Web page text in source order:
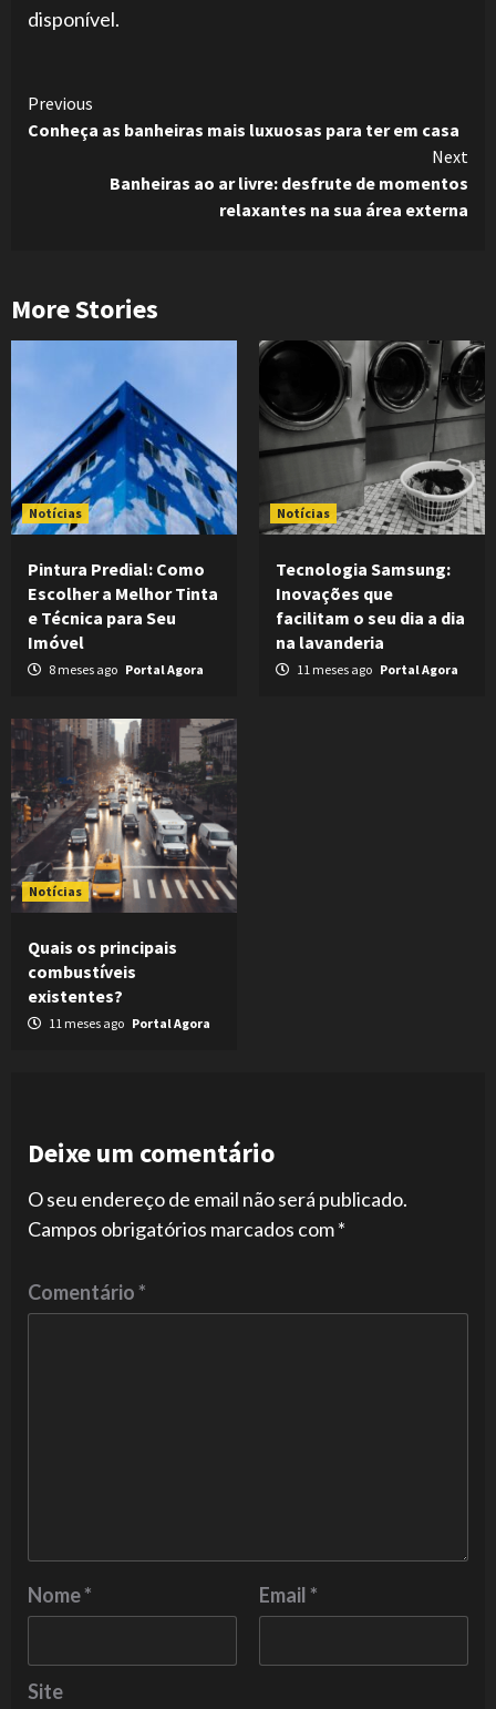
disponível.
Continue
Reading
Previous
Conheça as banheiras mais luxuosas para ter em casa
Next
Banheiras ao ar livre: desfrute de momentos
relaxantes na sua área externa
More Stories
Notícias
Pintura Predial: Como
Escolher a Melhor Tinta
e Técnica para Seu
Imóvel
8 meses ago Portal Agora
Notícias
Tecnologia Samsung:
Inovações que
facilitam o seu dia a dia
na lavanderia
11 meses ago Portal Agora
Notícias
Quais os principais
combustíveis
existentes?
11 meses ago Portal Agora
Deixe um comentário
O seu endereço de email não será publicado.
Campos obrigatórios marcados com*
Comentário*
Nome* Email*
Site